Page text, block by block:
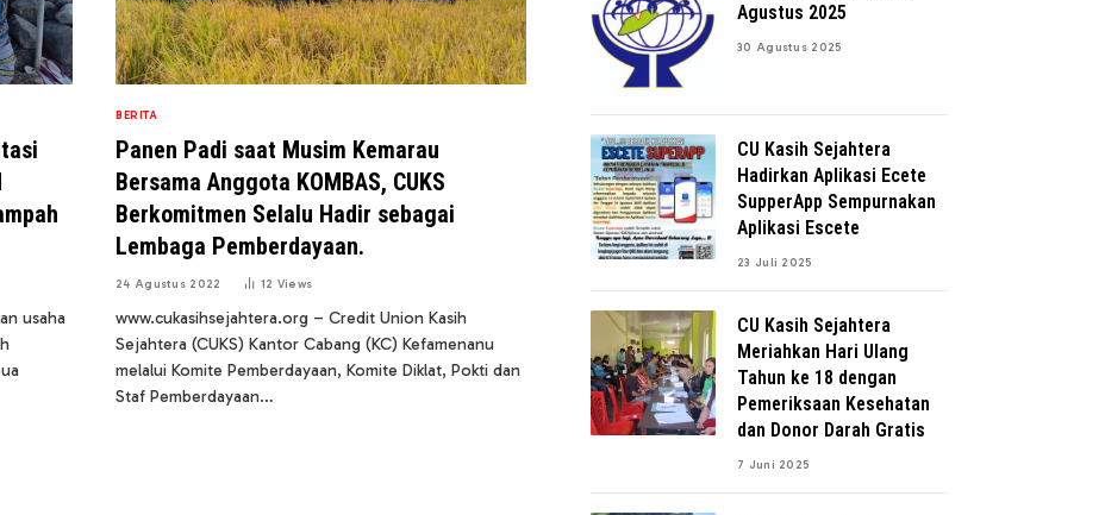
usaha
BERITA
Panen Padi saat Musim Kemarau
Bersama Anggota KOMBAS, CUKS
Berkomitmen Selalu Hadir sebagai
Lembaga Pemberdayaan.
24 Agustus 2022 12 Views
www.cukasihsejahtera.org – Credit Union Kasih
Sejahtera (CUKS) Kantor Cabang (KC) Kefamenanu
melalui Komite Pemberdayaan, Komite Diklat, Pokti dan
Staf Pemberdayaan…
Agustus 2025
30 Agustus 2025
CU Kasih Sejahtera
Hadirkan Aplikasi Ecete
SupperApp Sempurnakan
Aplikasi Escete
23 Juli 2025
CU Kasih Sejahtera
Meriahkan Hari Ulang
Tahun ke 18 dengan
Pemeriksaan Kesehatan
dan Donor Darah Gratis
7 Juni 2025